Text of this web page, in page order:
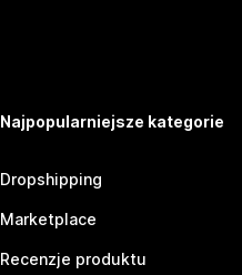
Najpopularniejsze kategorie
Dropshipping
Marketplace
Recenzje produktu